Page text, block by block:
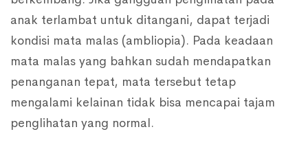
anak terlambat untuk ditangani, dapat terjadi
kondisi mata malas (ambliopia). Pada keadaan
mata malas yang bahkan sudah mendapatkan
penanganan tepat, mata tersebut tetap
mengalami kelainan tidak bisa mencapai tajam
penglihatan yang normal.